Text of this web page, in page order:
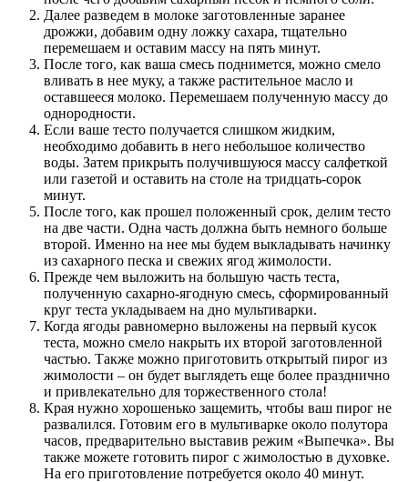
Далее разведем в молоке заготовленные заранее
дрожжи, добавим одну ложку сахара, тщательно
перемешаем и оставим массу на пять минут.
После того, как ваша смесь поднимется, можно смело
вливать в нее муку, а также растительное масло и
оставшееся молоко. Перемешаем полученную массу до
однородности.
Если ваше тесто получается слишком жидким,
необходимо добавить в него небольшое количество
воды. Затем прикрыть получившуюся массу салфеткой
или газетой и оставить на столе на тридцать-сорок
минут.
После того, как прошел положенный срок, делим тесто
на две части. Одна часть должна быть немного больше
второй. Именно на нее мы будем выкладывать начинку
из сахарного песка и свежих ягод жимолости.
Прежде чем выложить на большую часть теста,
полученную сахарно-ягодную смесь, сформированный
круг теста укладываем на дно мультиварки.
Когда ягоды равномерно выложены на первый кусок
теста, можно смело накрыть их второй заготовленной
частью. Также можно приготовить открытый пирог из
жимолости – он будет выглядеть еще более празднично
и привлекательно для торжественного стола!
Края нужно хорошенько защемить, чтобы ваш пирог не
развалился. Готовим его в мультиварке около полутора
часов, предварительно выставив режим «Выпечка». Вы
также можете готовить пирог с жимолостью в духовке.
На его приготовление потребуется около 40 минут.